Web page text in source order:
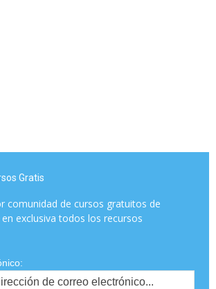
Gratis
comunidad de cursos gratuitos de
exclusiva todos los recursos